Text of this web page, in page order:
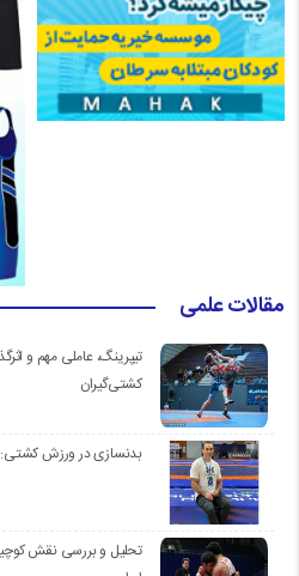
مقالات علمی
تیپرینگ، عاملی مهم و
کشتی‌گیران
بدنسازی در ورزش کشتی:
تحلیل و بررسی نقش